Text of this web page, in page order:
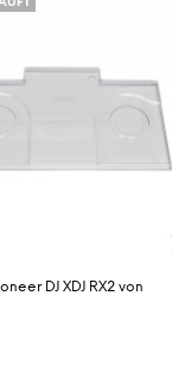
DJ XDJ RX2 von